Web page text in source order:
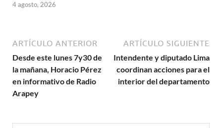
4 agosto, 2026
ARTÍCULO ANTERIOR
Desde este lunes 7y30 de
la mañana, Horacio Pérez
en informativo de Radio
Arapey
ARTÍCULO SIGUIENTE
Intendente y diputado Lima
coordinan acciones para el
interior del departamento